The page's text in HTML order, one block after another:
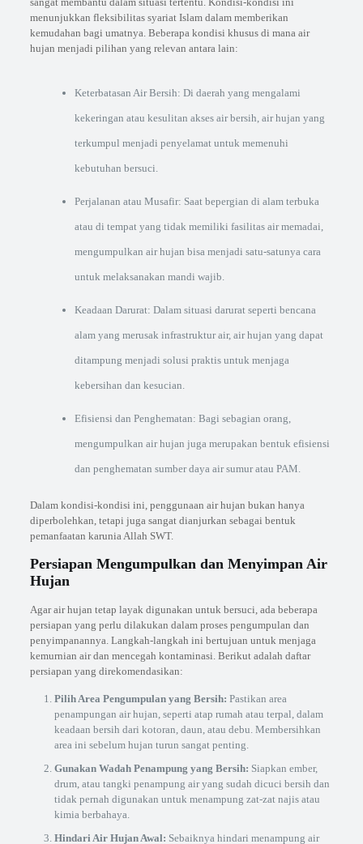
menunjukkan fleksibilitas syariat Islam dalam memberikan
kemudahan bagi umatnya. Beberapa kondisi khusus di mana air
hujan menjadi pilihan yang relevan antara lain:
Keterbatasan Air Bersih: Di daerah yang mengalami
kekeringan atau kesulitan akses air bersih, air hujan yang
terkumpul menjadi penyelamat untuk memenuhi
kebutuhan bersuci.
Perjalanan atau Musafir: Saat bepergian di alam terbuka
atau di tempat yang tidak memiliki fasilitas air memadai,
mengumpulkan air hujan bisa menjadi satu-satunya cara
untuk melaksanakan mandi wajib.
Keadaan Darurat: Dalam situasi darurat seperti bencana
alam yang merusak infrastruktur air, air hujan yang dapat
ditampung menjadi solusi praktis untuk menjaga
kebersihan dan kesucian.
Efisiensi dan Penghematan: Bagi sebagian orang,
mengumpulkan air hujan juga merupakan bentuk efisiensi
dan penghematan sumber daya air sumur atau PAM.
Dalam kondisi-kondisi ini, penggunaan air hujan bukan hanya
diperbolehkan, tetapi juga sangat dianjurkan sebagai bentuk
pemanfaatan karunia Allah SWT.
Persiapan Mengumpulkan dan Menyimpan Air
Hujan
Agar air hujan tetap layak digunakan untuk bersuci, ada beberapa
persiapan yang perlu dilakukan dalam proses pengumpulan dan
penyimpanannya. Langkah-langkah ini bertujuan untuk menjaga
kemurnian air dan mencegah kontaminasi. Berikut adalah daftar
persiapan yang direkomendasikan:
Pilih Area Pengumpulan yang Bersih: Pastikan area
penampungan air hujan, seperti atap rumah atau terpal, dalam
keadaan bersih dari kotoran, daun, atau debu. Membersihkan
area ini sebelum hujan turun sangat penting.
Gunakan Wadah Penampung yang Bersih: Siapkan ember,
drum, atau tangki penampung air yang sudah dicuci bersih dan
tidak pernah digunakan untuk menampung zat-zat najis atau
kimia berbahaya.
Hindari Air Hujan Awal: Sebaiknya hindari menampung air